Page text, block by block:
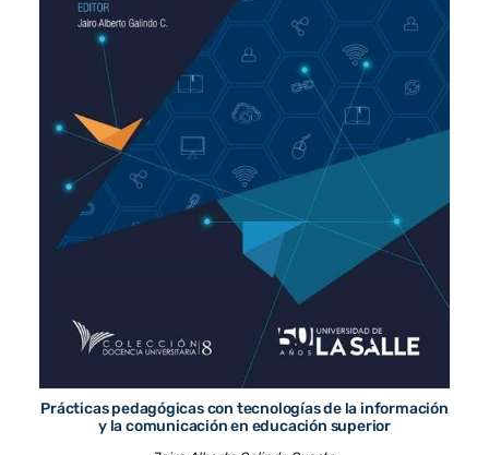
Prácticas pedagógicas con tecnologías de la información
y la comunicación en educación superior